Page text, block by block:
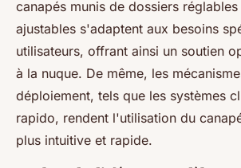
canapés munis de dossiers
ajustables s'adaptent aux besoins
utilisateurs, offrant ainsi un soutien
à la nuque. De même, les
déploiement, tels que les systèmes
rapido, rendent l'utilisation du
plus intuitive et rapide.